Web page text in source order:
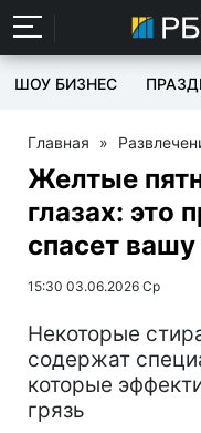
ШОУ БИЗНЕС
Главная »
Желтые
глазах: это
спасет
15:30 03.06.2026 Ср
Некоторые
содержат
которые
грязь